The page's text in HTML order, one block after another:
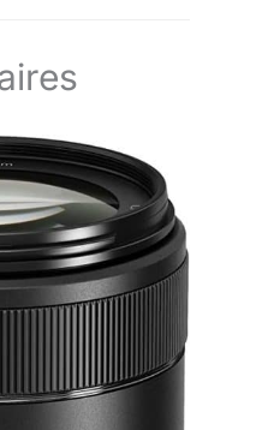
vidéo, les
de cinéma, les
télescopes et les
【lightweight
】ce trépied de
de caméra en
de carbone adopte
conceptions
et de
de poids,
le plus léger de la
taille, facile à